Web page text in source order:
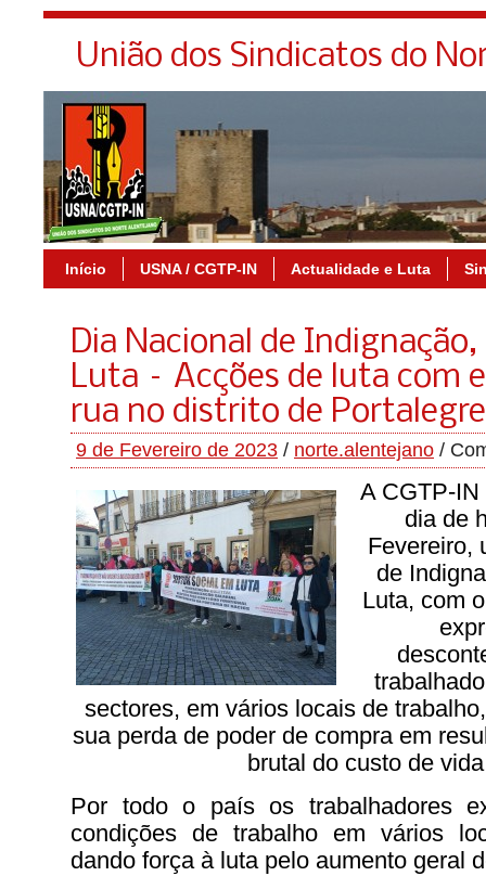
União dos Sindicatos do
Início USNA / CGTP-IN Actualidade e Luta
Dia Nacional de
Luta – Acções de luta com
rua no distrito de Portalegre
9 de Fevereiro de 2023 / norte.alentejano /
A CGTP-
dia de
Fevereiro,
de
Luta, com
sectores, em vários locais de
sua perda de poder de compra em
brutal do custo de
Por todo o país os trabalhadores
condições de trabalho em vários
dando força à luta pelo aumento geral